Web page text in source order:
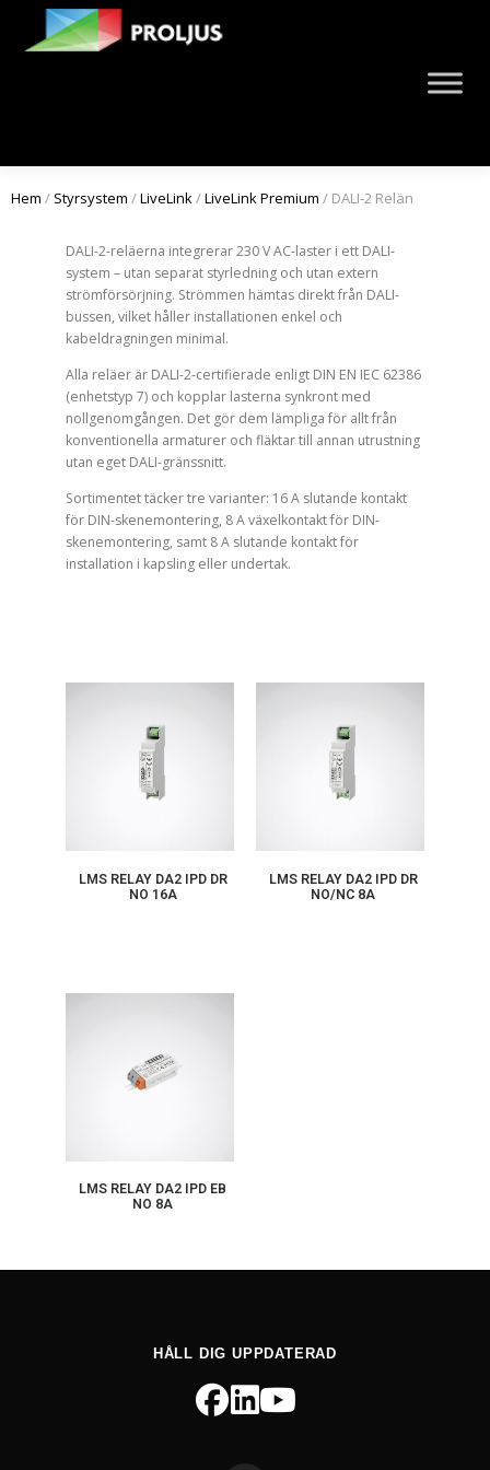
Hem / Styrsystem /LiveLink/LiveLink Premium / DALI-2 Relän
DALI-2-reläerna integrerar 230 V AC-laster i ett DALI-
system – utan separat styrledning och utan extern
strömförsörjning. Strömmen hämtas direkt från DALI-
bussen, vilket håller installationen enkel och
kabeldragningen minimal.
Alla reläer är DALI-2-certifierade enligt DIN EN IEC 62386
(enhetstyp 7) och kopplar lasterna synkront med
nollgenomgången. Det gör dem lämpliga för allt från
konventionella armaturer och fläktar till annan utrustning
utan eget DALI-gränssnitt.
Sortimentet täcker tre varianter: 16 A slutande kontakt
för DIN-skenemontering, 8 A växelkontakt för DIN-
skenemontering, samt 8 A slutande kontakt för
installation i kapsling eller undertak.
LMS RELAY DA2 IPD DR
NO 16A
LMS RELAY DA2 IPD DR
NO/NC 8A
LMS RELAY DA2 IPD EB
NO 8A
HÅLL DIG UPPDATERAD